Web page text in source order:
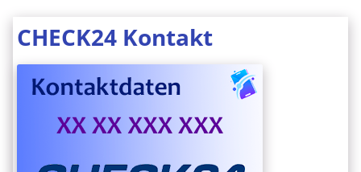
CHECK24 Kontakt